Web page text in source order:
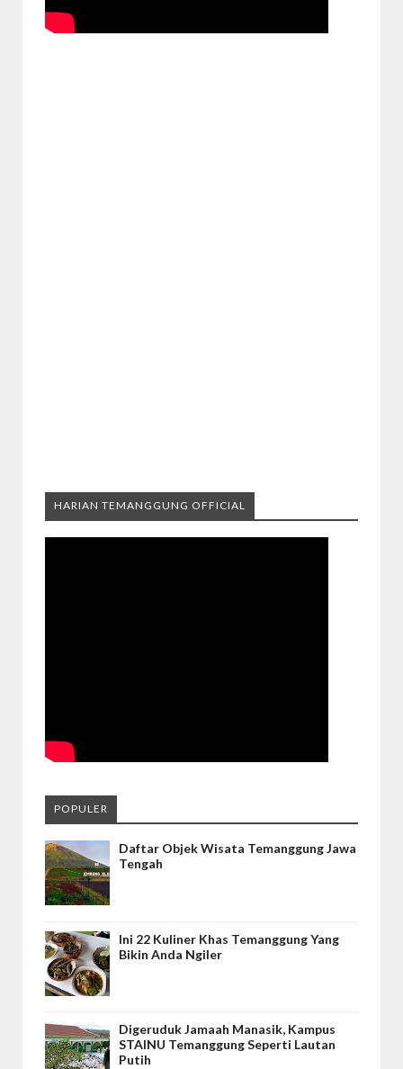
HARIAN TEMANGGUNG OFFICIAL
POPULER
Daftar Objek Wisata Temanggung Jawa
Tengah
Ini 22 Kuliner Khas Temanggung Yang
Bikin Anda Ngiler
Digeruduk Jamaah Manasik, Kampus
STAINU Temanggung Seperti Lautan
Putih